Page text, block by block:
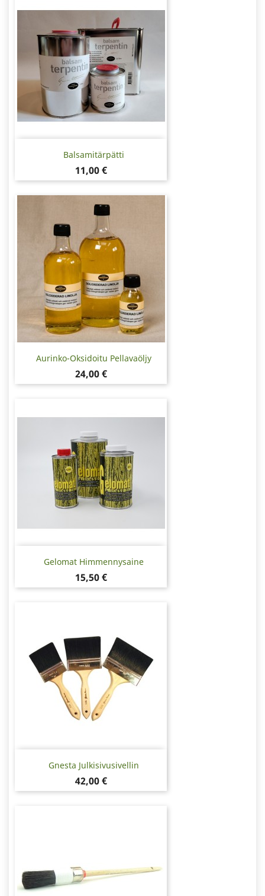
Balsamitärpätti
Hinta
11,00 €
Aurinko-Oksidoitu Pellavaöljy
Hinta
24,00 €
Gelomat Himmennysaine
Hinta
15,50 €
Gnesta Julkisivusivellin
Hinta
42,00 €